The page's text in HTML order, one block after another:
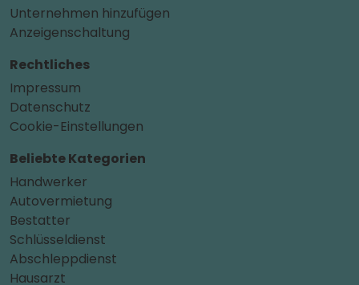
Unternehmen hinzufügen
Anzeigenschaltung
Rechtliches
Impressum
Datenschutz
Cookie-Einstellungen
Beliebte Kategorien
Handwerker
Autovermietung
Bestatter
Schlüsseldienst
Abschleppdienst
Hausarzt